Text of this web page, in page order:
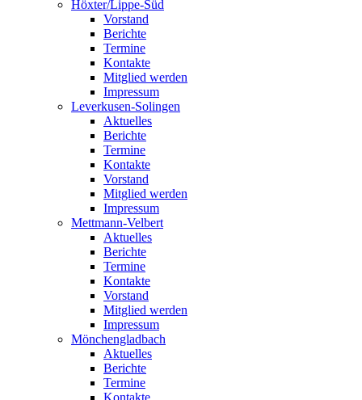
Höxter/Lippe-Süd
Vorstand
Berichte
Termine
Kontakte
Mitglied werden
Impressum
Leverkusen-Solingen
Aktuelles
Berichte
Termine
Kontakte
Vorstand
Mitglied werden
Impressum
Mettmann-Velbert
Aktuelles
Berichte
Termine
Kontakte
Vorstand
Mitglied werden
Impressum
Mönchengladbach
Aktuelles
Berichte
Termine
Kontakte